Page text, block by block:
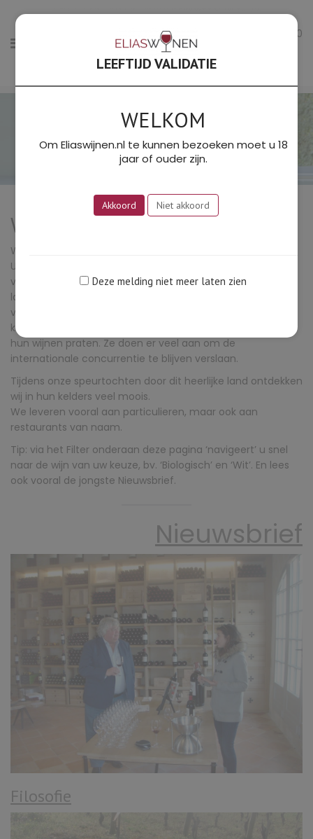
0
Welkom bij Elias Wijnen
Welkom bij het wijnbedrijf van Ton Elias & Monique de Vos.
Uitgegroeid van hun hobby tot een serieus verkoopkanaal
van mooie wijnen. Louter uit Frankrijk, dat is immers het
land waar volgens ons nog steeds de mooiste wijnen
vandaan komen. We zoeken de wijnmakers op in hun
kelders, die vervolgens met grote liefde over hun vak en
hun wijnen praten. Ze doen er veel aan om de
internationale concurrentie te blijven verslaan.
Tijdens onze speurtochten door dit heerlijke land ontdekken
wij in hun kelders veel moois.
We leveren vooral aan particulieren, maar ook aan
restaurants van naam.
Tip: via het Filter onderaan deze pagina ‘navigeert’ u snel
naar de wijn van uw keuze, bv. ‘Biologisch’ en ‘Wit’. En lees
ook vooral de jongste Nieuwsbrief.
Nieuwsbrief
Filosofie
LEEFTIJD VALIDATIE
WELKOM
Om Eliaswijnen.nl te kunnen bezoeken moet u 18
jaar of ouder zijn.
Akkoord Niet akkoord
Deze melding niet meer laten zien